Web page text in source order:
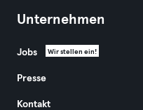
Unternehmen
Jobs Wir stellen ein!
Presse
Kontakt